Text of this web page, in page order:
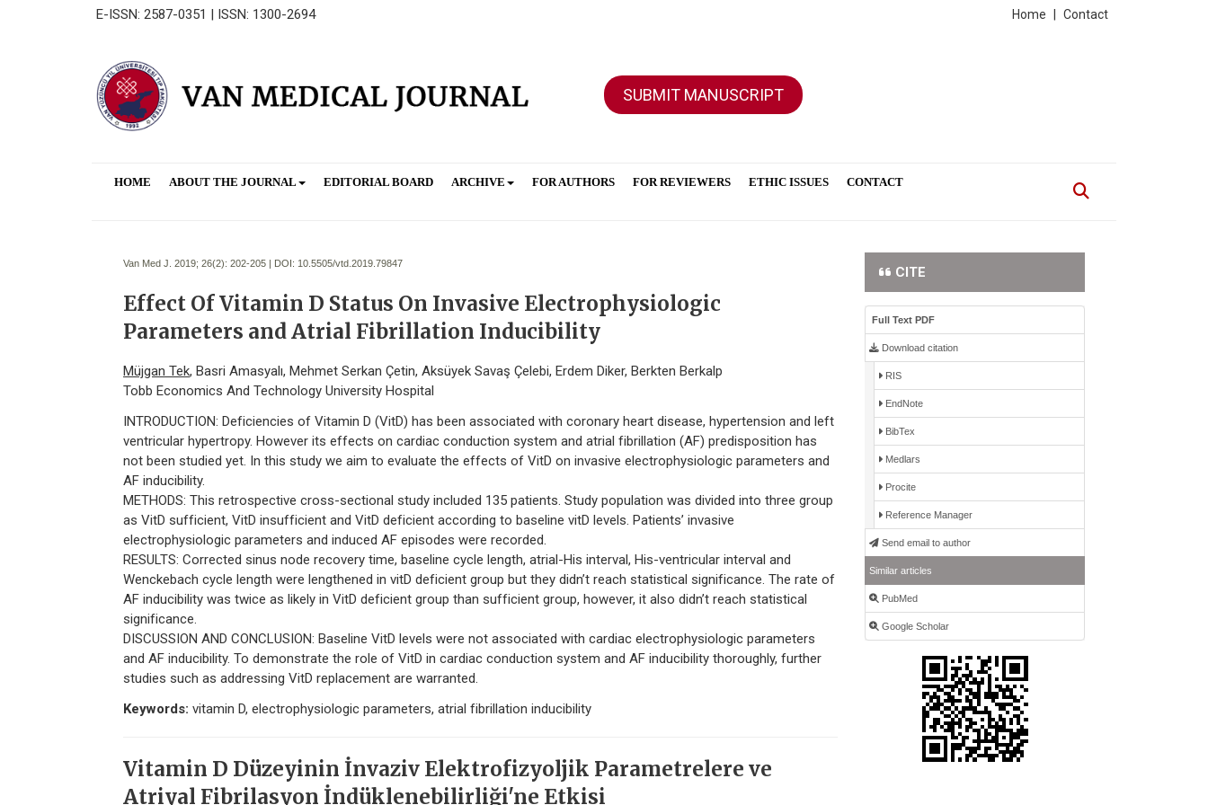
E-ISSN: 2587-0351 | ISSN: 1300-2694 Contact
Home
SUBMIT MANUSCRIPT
HOME ABOUT THE JOURNAL EDITORIAL BOARD ARCHIVE FOR AUTHORS FOR REVIEWERS ETHIC ISSUES CONTACT
Van Med J. 2019; 26(2): 202-205 | DOI: 10.5505/vtd.2019.79847
Effect Of Vitamin D Status On Invasive Electrophysiologic
Parameters and Atrial Fibrillation Inducibility
Müjgan Tek, Basri Amasyalı, Mehmet Serkan Çetin, Aksüyek Savaş Çelebi, Erdem Diker, Berkten Berkalp
Tobb Economics And Technology University Hospital
INTRODUCTION: Deficiencies of Vitamin D (VitD) has been associated with coronary heart disease, hypertension and left
ventricular hypertropy. However its effects on cardiac conduction system and atrial fibrillation (AF) predisposition has
not been studied yet. In this study we aim to evaluate the effects of VitD on invasive electrophysiologic parameters and
AF inducibility.
METHODS: This retrospective cross-sectional study included 135 patients. Study population was divided into three group
as VitD sufficient, VitD insufficient and VitD deficient according to baseline vitD levels. Patients’ invasive
electrophysiologic parameters and induced AF episodes were recorded.
RESULTS: Corrected sinus node recovery time, baseline cycle length, atrial-His interval, His-ventricular interval and
Wenckebach cycle length were lengthened in vitD deficient group but they didn’t reach statistical significance. The rate of
AF inducibility was twice as likely in VitD deficient group than sufficient group, however, it also didn’t reach statistical
significance.
DISCUSSION AND CONCLUSION: Baseline VitD levels were not associated with cardiac electrophysiologic parameters
and AF inducibility. To demonstrate the role of VitD in cardiac conduction system and AF inducibility thoroughly, further
studies such as addressing VitD replacement are warranted.
Keywords: vitamin D, electrophysiologic parameters, atrial fibrillation inducibility
Vitamin D Düzeyinin İnvaziv Elektrofizyoljik Parametrelere ve
Atriyal Fibrilasyon İndüklenebilirliği'ne Etkisi
CITE
Full Text PDF
Download citation
RIS
EndNote
BibTex
Medlars
Procite
Reference Manager
Send email to author
Similar articles
PubMed
Google Scholar